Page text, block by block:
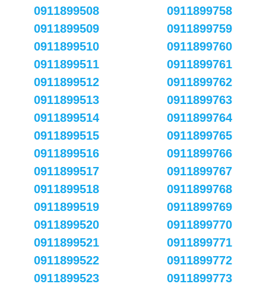
0911899508
0911899509
0911899510
0911899511
0911899512
0911899513
0911899514
0911899515
0911899516
0911899517
0911899518
0911899519
0911899520
0911899521
0911899522
0911899523
0911899758
0911899759
0911899760
0911899761
0911899762
0911899763
0911899764
0911899765
0911899766
0911899767
0911899768
0911899769
0911899770
0911899771
0911899772
0911899773